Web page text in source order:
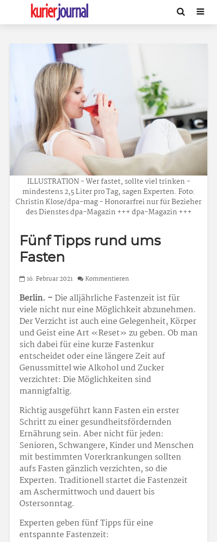
ILLUSTRATION - Wer fastet, sollte viel trinken -
mindestens 2,5 Liter pro Tag, sagen Experten. Foto:
Christin Klose/dpa-mag - Honorarfrei nur für Bezieher
des Dienstes dpa-Magazin +++ dpa-Magazin +++
Fünf Tipps rund ums
Fasten
16. Februar 2021 Kommentieren
Berlin. –Die alljährliche Fastenzeit ist für
viele nicht nur eine Möglichkeit abzunehmen.
Der Verzicht ist auch eine Gelegenheit, Körper
und Geist eine Art «Reset» zu geben. Ob man
sich dabei für eine kurze Fastenkur
entscheidet oder eine längere Zeit auf
Genussmittel wie Alkohol und Zucker
verzichtet: Die Möglichkeiten sind
mannigfaltig.
Richtig ausgeführt kann Fasten ein erster
Schritt zu einer gesundheitsfördernden
Ernährung sein. Aber nicht für jeden:
Senioren, Schwangere, Kinder und Menschen
mit bestimmten Vorerkrankungen sollten
aufs Fasten gänzlich verzichten, so die
Experten. Traditionell startet die Fastenzeit
am Aschermittwoch und dauert bis
Ostersonntag.
Experten geben fünf Tipps für eine
entspannte Fastenzeit: